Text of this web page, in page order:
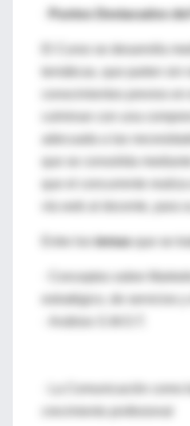
Puntos Destacados
que se consolida
temas
estratégico, de servicios y